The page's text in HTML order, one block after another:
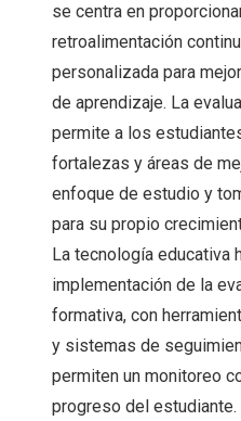
se centra en
retroalimentación
personalizada para
de aprendizaje. La
permite a los
fortalezas y áreas de
enfoque de estudio y
para su propio
La tecnología educativa
implementación de la
formativa, con
y sistemas de
permiten un monitoreo
progreso del estudiante.